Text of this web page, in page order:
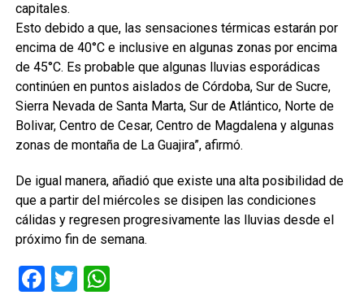
capitales.
Esto debido a que, las sensaciones térmicas estarán por
encima de 40°C e inclusive en algunas zonas por encima
de 45°C. Es probable que algunas lluvias esporádicas
continúen en puntos aislados de Córdoba, Sur de Sucre,
Sierra Nevada de Santa Marta, Sur de Atlántico, Norte de
Bolivar, Centro de Cesar, Centro de Magdalena y algunas
zonas de montaña de La Guajira”, afirmó.
De igual manera, añadió que existe una alta posibilidad de
que a partir del miércoles se disipen las condiciones
cálidas y regresen progresivamente las lluvias desde el
próximo fin de semana.
Facebook
TwitterWhatsApp